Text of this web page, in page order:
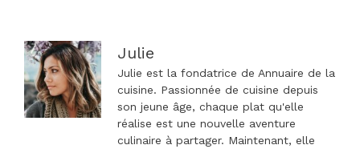
Julie
Julie est la fondatrice de Annuaire de la
cuisine. Passionnée de cuisine depuis
son jeune âge, chaque plat qu'elle
réalise est une nouvelle aventure
culinaire à partager. Maintenant, elle